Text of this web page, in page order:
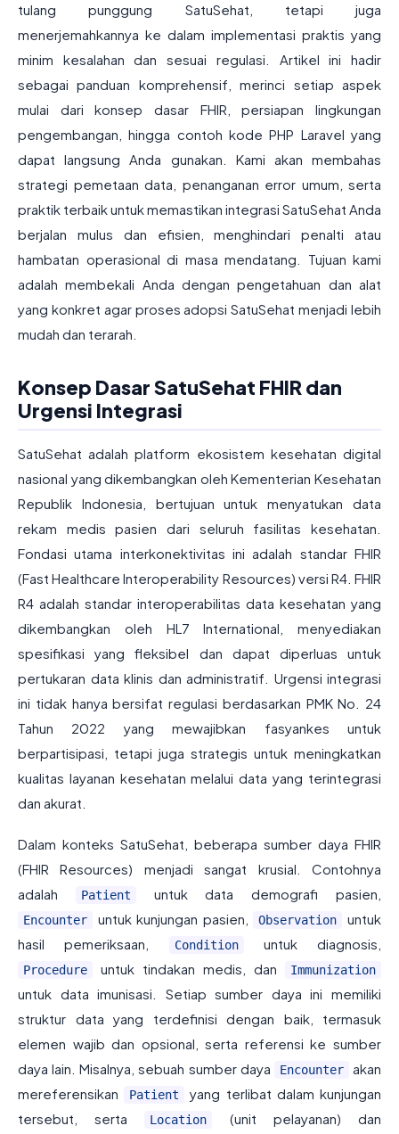
tulang punggung SatuSehat, tetapi juga
menerjemahkannya ke dalam implementasi praktis yang
minim kesalahan dan sesuai regulasi. Artikel ini hadir
sebagai panduan komprehensif, merinci setiap aspek
mulai dari konsep dasar FHIR, persiapan lingkungan
pengembangan, hingga contoh kode PHP Laravel yang
dapat langsung Anda gunakan. Kami akan membahas
strategi pemetaan data, penanganan error umum, serta
praktik terbaik untuk memastikan integrasi SatuSehat Anda
berjalan mulus dan efisien, menghindari penalti atau
hambatan operasional di masa mendatang. Tujuan kami
adalah membekali Anda dengan pengetahuan dan alat
yang konkret agar proses adopsi SatuSehat menjadi lebih
mudah dan terarah.
Konsep Dasar SatuSehat FHIR dan
Urgensi Integrasi
SatuSehat adalah platform ekosistem kesehatan digital
nasional yang dikembangkan oleh Kementerian Kesehatan
Republik Indonesia, bertujuan untuk menyatukan data
rekam medis pasien dari seluruh fasilitas kesehatan.
Fondasi utama interkonektivitas ini adalah standar FHIR
(Fast Healthcare Interoperability Resources) versi R4. FHIR
R4 adalah standar interoperabilitas data kesehatan yang
dikembangkan oleh HL7 International, menyediakan
spesifikasi yang fleksibel dan dapat diperluas untuk
pertukaran data klinis dan administratif. Urgensi integrasi
ini tidak hanya bersifat regulasi berdasarkan PMK No. 24
Tahun 2022 yang mewajibkan fasyankes untuk
berpartisipasi, tetapi juga strategis untuk meningkatkan
kualitas layanan kesehatan melalui data yang terintegrasi
dan akurat.
Dalam konteks SatuSehat, beberapa sumber daya FHIR
(FHIR Resources) menjadi sangat krusial. Contohnya
adalah
Patient untuk data demografi pasien,
Encounter untuk kunjungan pasien, Observation
untuk
hasil pemeriksaan,
Condition untuk diagnosis,
Procedure untuk tindakan medis, dan Immunization
untuk data imunisasi. Setiap sumber daya ini memiliki
struktur data yang terdefinisi dengan baik, termasuk
elemen wajib dan opsional, serta referensi ke sumber
daya lain. Misalnya, sebuah sumber daya
Encounter
akan
mereferensikan
Patient
yang terlibat dalam kunjungan
tersebut, serta
Location (unit pelayanan) dan